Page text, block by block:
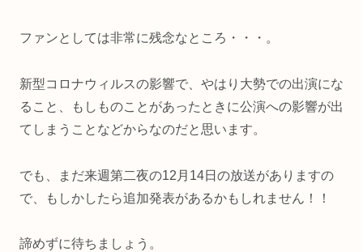
ファンとしては非常に残念なところ・・・。
新型コロナウィルスの影響で、やはり大勢での出演にな
ること、もしものことがあったときに公演への影響が出
てしまうことなどからなのだと思います。
でも、まだ来週第二夜の12月14日の放送がありますの
で、もしかしたら追加発表があるかもしれません！！
諦めずに待ちましょう。